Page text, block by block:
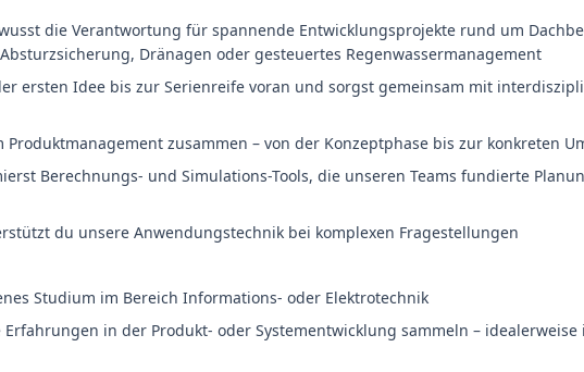
die Verantwortung für spannende Entwicklungsprojekte rund um
Dränagen oder gesteuertes Regenwassermanagement
ersten Idee bis zur Serienreife voran und sorgst gemeinsam mit
zusammen – von der Konzeptphase bis zur konkreten
Berechnungs- und Simulations-Tools, die unseren Teams fundierte
du unsere Anwendungstechnik bei komplexen Fragestellungen
Studium im Bereich Informations- oder Elektrotechnik
in der Produkt- oder Systementwicklung sammeln – idealerweise